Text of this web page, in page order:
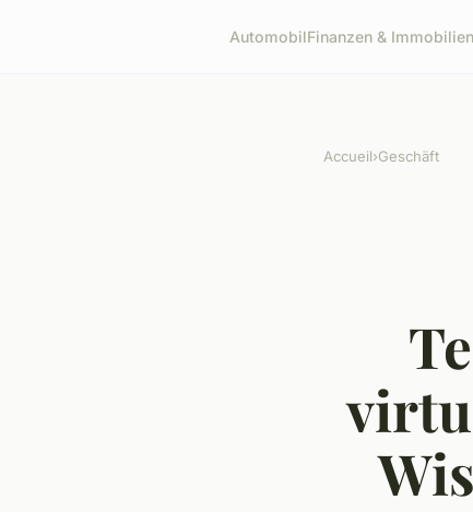
AutomobilFinanzen & Immobilien
Accueil›Geschäft